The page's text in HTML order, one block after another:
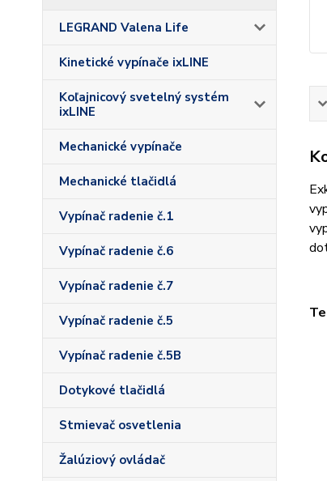
LEGRAND Valena Life
Kinetické vypínače ixLINE
Koľajnicový svetelný systém
ixLINE
Mechanické vypínače
Mechanické tlačidlá
Vypínač radenie č.1
Vypínač radenie č.6
Vypínač radenie č.7
Vypínač radenie č.5
Vypínač radenie č.5B
Dotykové tlačidlá
Stmievač osvetlenia
Žalúziový ovládač